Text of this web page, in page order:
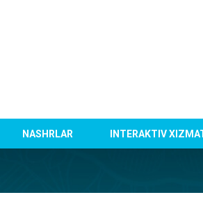
NASHRLAR INTERAKTIV